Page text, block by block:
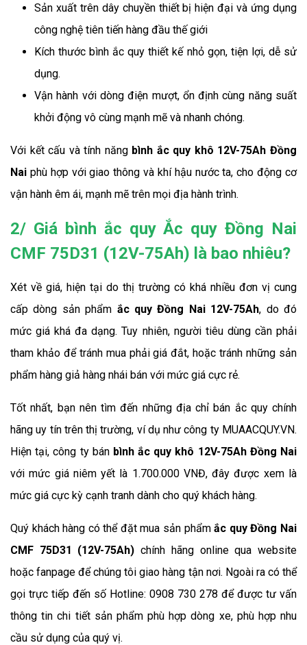
Sản xuất trên dây chuyền thiết bị hiện đại và ứng dụng
công nghệ tiên tiến hàng đầu thế giới
Kích thước bình ắc quy thiết kế nhỏ gọn, tiện lợi, dễ sử
dụng.
Vận hành với dòng điện mượt, ổn định cùng năng suất
khởi động vô cùng mạnh mẽ và nhanh chóng.
Với kết cấu và tính năng bình ắc quy khô 12V-75Ah Đồng
Nai phù hợp với giao thông và khí hậu nước ta, cho động cơ
vận hành êm ái, mạnh mẽ trên mọi địa hành trình.
2/ Giá bình ắc quy Ắc quy Đồng Nai
CMF 75D31 (12V-75Ah) là bao nhiêu?
Xét về giá, hiện tại do thị trường có khá nhiều đơn vị cung
cấp dòng sản phẩm ắc quy Đồng Nai 12V-75Ah, do đó
mức giá khá đa dạng. Tuy nhiên, người tiêu dùng cần phải
tham khảo để tránh mua phải giá đắt, hoặc tránh những sản
phẩm hàng giả hàng nhái bán với mức giá cực rẻ.
Tốt nhất, bạn nên tìm đến những địa chỉ bán ắc quy chính
hãng uy tín trên thị trường, ví dụ như công ty MUAACQUY.VN.
Hiện tại, công ty bán
với mức giá niêm yết là 1.700.000 VNĐ, đây được xem là
mức giá cực kỳ cạnh tranh dành cho quý khách hàng.
Quý khách hàng có thể đặt mua sản phẩm ắc quy Đồng Nai
CMF 75D31 (12V-75Ah) chính hãng online qua website
hoặc fanpage để chúng tôi giao hàng tận nơi. Ngoài ra có thể
gọi trực tiếp đến số Hotline: 0908 730 278 để được tư vấn
thông tin chi tiết sản phẩm phù hợp dòng xe, phù hợp nhu
cầu sử dụng của quý vị.